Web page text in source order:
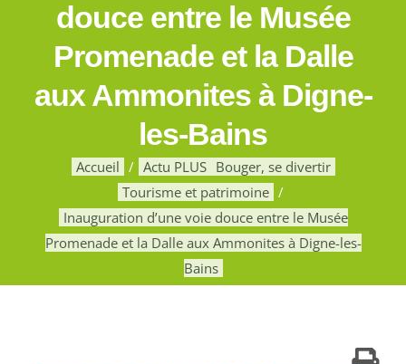
douce entre le Musée
Promenade et la Dalle
aux Ammonites à Digne-
les-Bains
Accueil Actu PLUS Bouger, se divertir
Tourisme et patrimoine
Inauguration d’une voie douce entre le Musée
Promenade et la Dalle aux Ammonites à Digne-les-
Bains